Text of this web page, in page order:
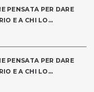
PENSATA PER DARE
E A CHI LO...
PENSATA PER DARE
E A CHI LO...